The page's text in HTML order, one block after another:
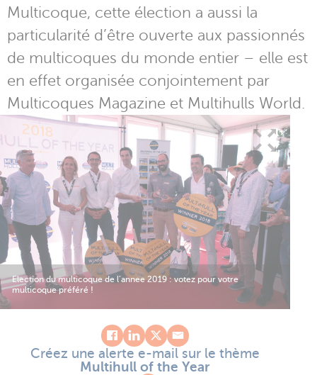
Multicoque, cette élection a aussi la
particularité d’être ouverte aux passionnés
de multicoques du monde entier – elle est
en effet organisée conjointement par
Multicoques Magazine et Multihulls World.
Election du multicoque de l’annee 2019 : votez pour votre
multicoque préféré !
Créez une alerte e-mail sur le thème
Multihull of the Year